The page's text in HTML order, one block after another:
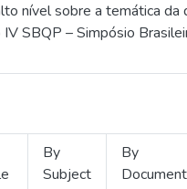
nível sobre a temática
SBQP – Simpósio
By
Subject
By
Document